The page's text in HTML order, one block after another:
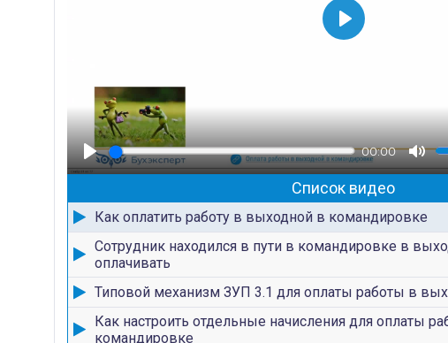
00:00
В
р
о
и
з
в
е
с
т
и
Список видео
Как оплатить работу в выходной в командировке
Сотрудник находился в пути в командировке в
оплачивать
Типовой механизм ЗУП 3.1 для оплаты работы в
Как настроить отдельные начисления для оплаты
командировке